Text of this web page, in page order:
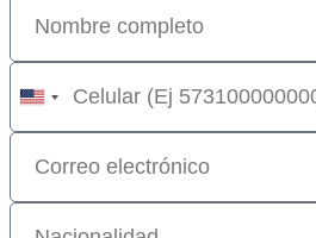
United
States
+1